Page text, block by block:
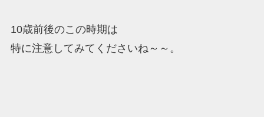
10歳前後のこの時期は
特に注意してみてくださいね～～。